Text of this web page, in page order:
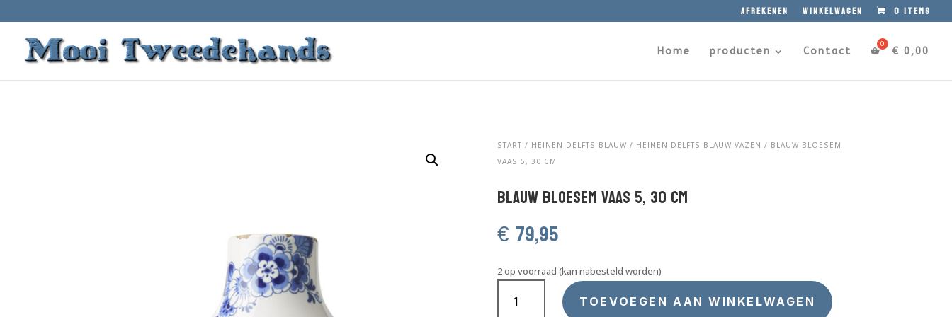
afrekenen winkelwagen 0 items
Home producten Contact € 0,00
START / HEINEN DELFTS BLAUW / HEINEN DELFTS BLAUW VAZEN / BLAUW BLOESEM
VAAS 5, 30 CM
Blauw Bloesem vaas 5, 30 cm
€79,95
2 op voorraad (kan nabesteld worden)
Blauw
Bloesem TOEVOEGEN AAN WINKELWAGEN